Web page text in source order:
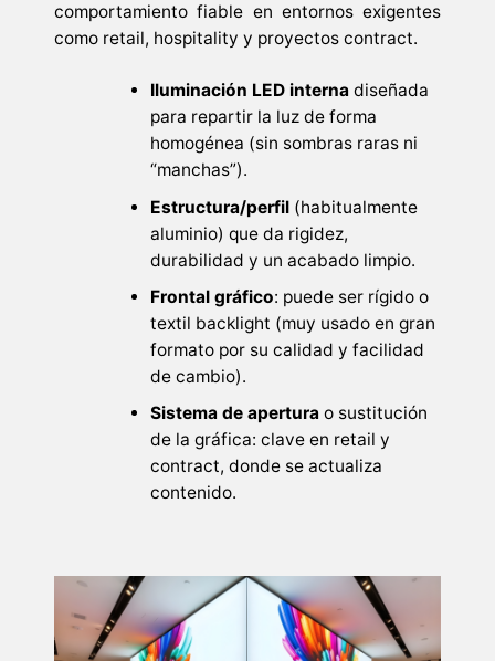
comportamiento fiable en entornos exigentes
como retail, hospitality y proyectos contract.
Iluminación LED interna diseñada
para repartir la luz de forma
homogénea (sin sombras raras ni
“manchas”).
Estructura/perfil (habitualmente
aluminio) que da rigidez,
durabilidad y un acabado limpio.
Frontal gráfico: puede ser rígido o
textil backlight (muy usado en gran
formato por su calidad y facilidad
de cambio).
Sistema de apertura o sustitución
de la gráfica: clave en retail y
contract, donde se actualiza
contenido.